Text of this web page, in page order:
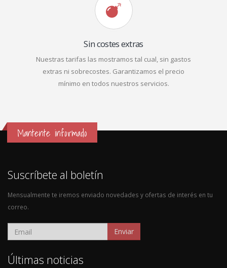
Sin costes extras
Nuestras tarifas las mostramos tal cual, sin gastos
extras ni sobrecostes. Garantizamos el precio
mínimo en todos nuestros servicios.
Mantente informado
Suscríbete al boletín
Mensualmente te iremos enviado novedades y ofertas de interés en tu
correo.
Enviar
Últimas noticias